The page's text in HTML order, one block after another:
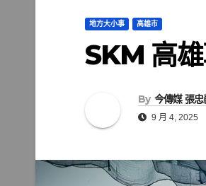
地方大小事 高雄市
SKM 高雄
By 今傳媒 張忠
9 月 4, 2025